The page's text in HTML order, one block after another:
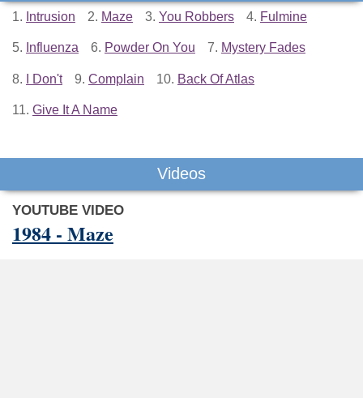
1. Intrusion 2. Maze 3. You Robbers 4. Fulmine
5. Influenza 6. Powder On You 7. Mystery Fades
8. I Don't 9. Complain 10. Back Of Atlas
11. Give It A Name
Videos
YOUTUBE VIDEO
1984 - Maze